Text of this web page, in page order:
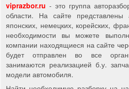
viprazbor.ru - это группа
области. На сайте представлены
японских, немецких, корейских,
необходимости вы можете
компании находящиеся на сайте
будет отправлен во все
занимаются реализацией б.у.
модели автомобиля.